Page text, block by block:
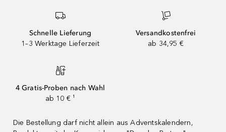
Schnelle Lieferung
1–3 Werktage Lieferzeit
Versandkostenfrei
ab 34,95 €
4 Gratis-Proben nach Wahl
ab 10 € ¹
Die Bestellung darf nicht allein aus Adventskalendern,